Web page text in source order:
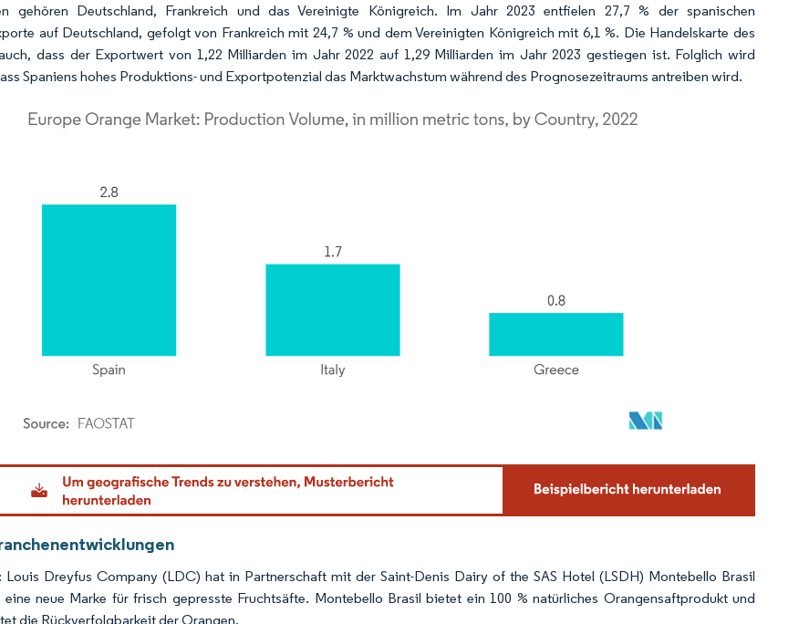
gehören Deutschland, Frankreich und das Vereinigte Königreich. Im Jahr 2023 entfielen 27,7 % der spanischen
auf Deutschland, gefolgt von Frankreich mit 24,7 % und dem Vereinigten Königreich mit 6,1 %. Die Handelskarte des
dass der Exportwert von 1,22 Milliarden im Jahr 2022 auf 1,29 Milliarden im Jahr 2023 gestiegen ist. Folglich wird
Spaniens hohes Produktions- und Exportpotenzial das Marktwachstum während des Prognosezeitraums antreiben wird.
Wiederverwendung erfordert Namensnennung gemäß CC BY 4.0.
Louis Dreyfus Company (LDC) hat in Partnerschaft mit der Saint-Denis Dairy of the SAS Hotel (LSDH) Montebello Brasil
eine neue Marke für frisch gepresste Fruchtsäfte. Montebello Brasil bietet ein 100 % natürliches Orangensaftprodukt und
die Rückverfolgbarkeit der Orangen.